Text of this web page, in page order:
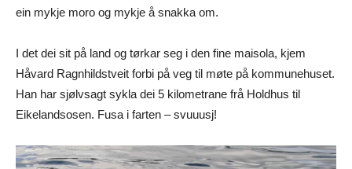
ein mykje moro og mykje å snakka om.
I det dei sit på land og tørkar seg i den fine maisola, kjem
Håvard Ragnhildstveit forbi på veg til møte på kommunehuset.
Han har sjølvsagt sykla dei 5 kilometrane frå Holdhus til
Eikelandsosen. Fusa i farten – svuuusj!